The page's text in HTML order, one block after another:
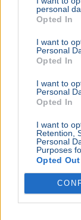
personal
Opted In
I want to
Personal
Opted In
I want to
Personal
Opted In
I want to
Retention,
Personal
Purposes
Opted Out
Politika
KULTÚRA
Majka
koncertjét